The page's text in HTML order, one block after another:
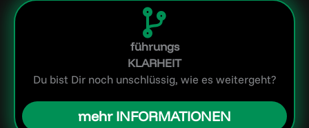
führungs
KLARHEIT
Du bist Dir noch unschlüssig, wie es weitergeht?
mehr INFORMATIONEN